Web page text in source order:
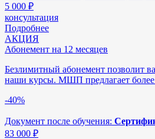
5 000 ₽
консультация
Подробнее
АКЦИЯ
Абонемент на 12 месяцев
Безлимитный абонемент позволит
наши курсы. МШП предлагает более
-40%
Документ после обучения:
83 000 ₽